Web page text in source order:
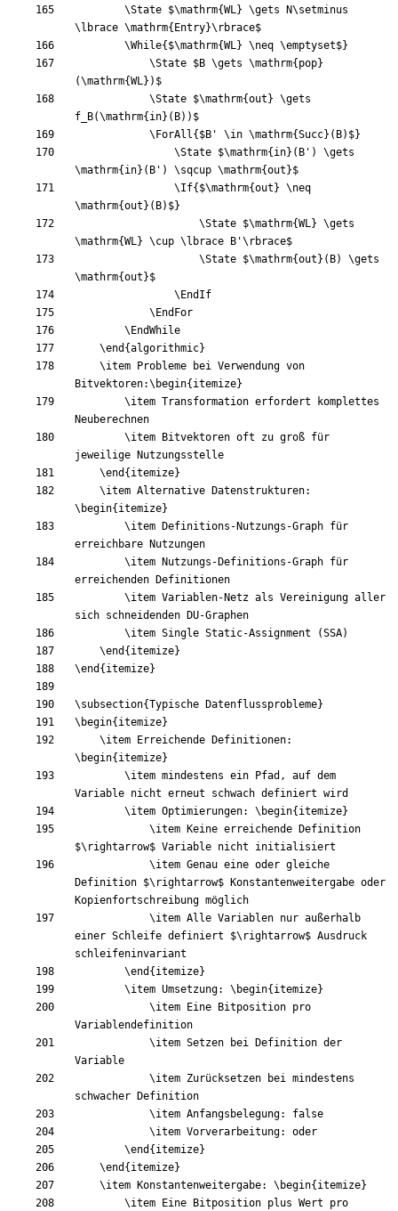
\State $\mathrm{WL} \gets N\setminus
\lbrace \mathrm{ Entry}\rbrace$
\While{ $\mathrm{WL} \neq \emptyset$}
\State $B \gets \mathrm{ pop}
(\mathrm{WL} ) $
\State $\mathrm{out } \gets
f
B(\mathrm{ in} ( B) ) $
\ForAll{ $B' \in \mathrm{Succ} ( B) $}
\State $\mathrm{ in} ( B' )
\gets
\mathrm{ in} ( B' ) \sqcup \mathrm{out }$
\If{ $\mathrm{out } \neq
\mathrm{out } ( B) $}
\State $\mathrm{WL} \gets
\mathrm{WL} \cup \lbrace B'\rbrace$
\State $\mathrm{out } ( B)
\gets
\mathrm{out }$
\EndIf
\EndFor
\EndWhile
\end {algorithmic}
\item Probleme bei Verwendung von
Bitvektoren:\begin{ itemize}
\item Transformation erfordert komplettes
\item Bitvektoren oft zu groß für
\end { itemize}
\item
\begin{ itemize}
\item Definitions-Nutzungs-Graph für
\item Nutzungs-Definitions-Graph für
\item Variablen-Netz als Vereinigung aller
\item
\end { itemize}
\end { itemize}
\subsection{Typische Datenflussprobleme}
\begin{ itemize}
\item
\begin{ itemize}
\item mindestens ein Pfad, auf dem
\item Optimierungen: \begin{ itemize}
\item
$\rightarrow$
\item Genau eine oder gleiche
Definition $\rightarrow$ Konstantenweitergabe oder
\item Alle Variablen nur außerhalb
einer Schleife definiert $\rightarrow$ Ausdruck
\end { itemize}
\item Umsetzung: \begin{ itemize}
\item Eine Bitposition pro
\item Setzen bei Definition der
\item Zurücksetzen bei mindestens
\item
\item
\end { itemize}
\end { itemize}
\item Konstantenweitergabe: \begin{ itemize}
\item Eine Bitposition plus Wert pro